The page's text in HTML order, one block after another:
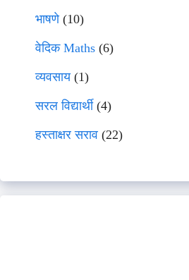
भाषणे(10)
वेदिक Maths (6)
व्यवसाय(1)
सरल विद्यार्थी(4)
हस्ताक्षर सराव (22)